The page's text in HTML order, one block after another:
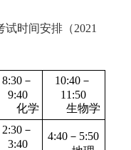
试时间安排（2021
8:30－
9:40
化学
10:40－
11:50
生物学
2:30－
3:40
4:40－5:50